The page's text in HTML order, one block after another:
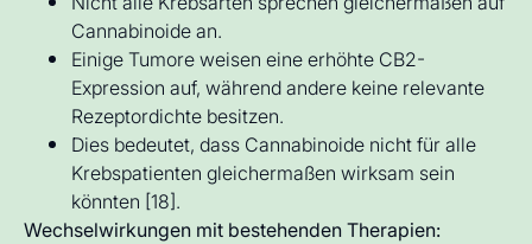
Cannabinoide an.
Einige Tumore weisen eine erhöhte CB2-
Expression auf, während andere keine relevante
Rezeptordichte besitzen.
Dies bedeutet, dass Cannabinoide nicht für alle
Krebspatienten gleichermaßen wirksam sein
könnten [18].
Wechselwirkungen mit bestehenden Therapien: